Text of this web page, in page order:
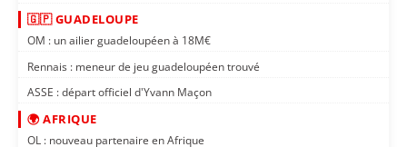
🇬🇵 GUADELOUPE
OM : un ailier guadeloupéen à 18M€
Rennais : meneur de jeu guadeloupéen trouvé
ASSE : départ officiel d'Yvann Maçon
🌍 AFRIQUE
OL : nouveau partenaire en Afrique